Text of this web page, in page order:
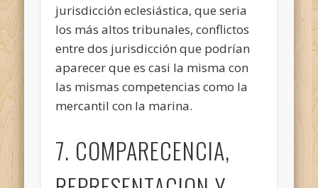
jurisdicción eclesiástica, que seria
los más altos tribunales, conflictos
entre dos jurisdicción que podrían
aparecer que es casi la misma con
las mismas competencias como la
mercantil con la marina.
7. COMPARECENCIA,